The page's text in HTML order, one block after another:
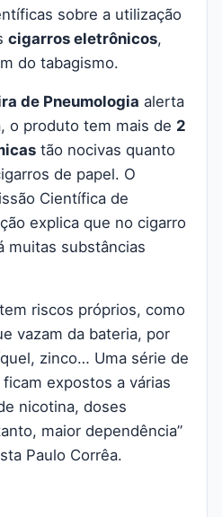
sobre a utilização
cigarros eletrônicos,
do tabagismo.
de Pneumologia alerta
o produto tem mais de 2
tão nocivas quanto
de papel. O
Científica de
explica que no cigarro
muitas substâncias
riscos próprios, como
vazam da bateria, por
zinco… Uma série de
expostos a várias
nicotina, doses
maior dependência”
Paulo Corrêa.